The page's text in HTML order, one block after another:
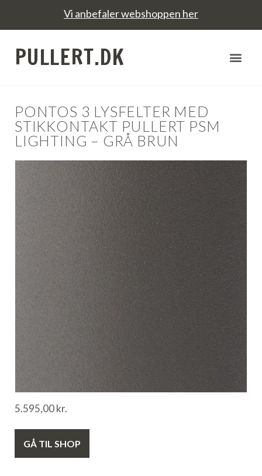
Vi anbefaler webshoppen her
PULLERT.DK
PONTOS 3 LYSFELTER MED
STIKKONTAKT PULLERT PSM
LIGHTING – GRÅ BRUN
5.595,00kr.
GÅ TIL SHOP